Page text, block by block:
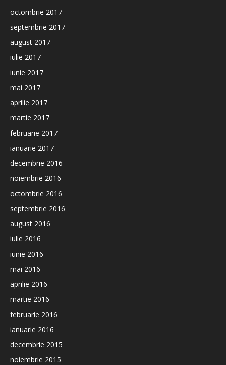
octombrie 2017
septembrie 2017
august 2017
iulie 2017
iunie 2017
mai 2017
aprilie 2017
martie 2017
februarie 2017
ianuarie 2017
decembrie 2016
noiembrie 2016
octombrie 2016
septembrie 2016
august 2016
iulie 2016
iunie 2016
mai 2016
aprilie 2016
martie 2016
februarie 2016
ianuarie 2016
decembrie 2015
noiembrie 2015